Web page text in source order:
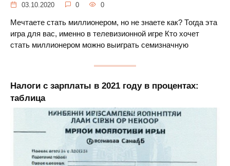
03.10.2020 0 0
Мечтаете стать миллионером, но не знаете как? Тогда эта
игра для вас, именно в телевизионной игре Кто хочет
стать миллионером можно выиграть семизначную
Налоги с зарплаты в 2021 году в процентах:
таблица